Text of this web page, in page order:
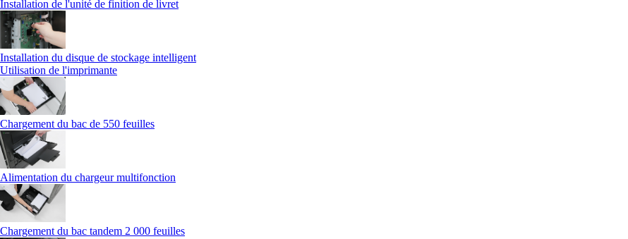
Installation de l'unité de finition de livret
Installation du disque de stockage intelligent
Utilisation de l'imprimante
Chargement du bac de 550 feuilles
Alimentation du chargeur multifonction
Chargement du bac tandem 2 000 feuilles